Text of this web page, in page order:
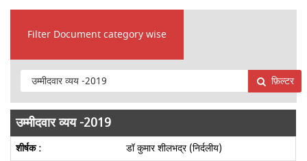
Filter Document category wise
फ़िल्टर
उम्मीदवार व्यय -2019
डॉ कुमार शीलभद्र (निर्दलीय)